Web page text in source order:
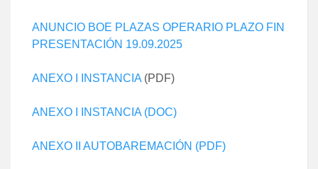
ANUNCIO BOE PLAZAS OPERARIO PLAZO FIN
PRESENTACIÓN 19.09.2025
ANEXO I INSTANCIA (PDF)
ANEXO I INSTANCIA (DOC)
ANEXO II AUTOBAREMACIÓN (PDF)